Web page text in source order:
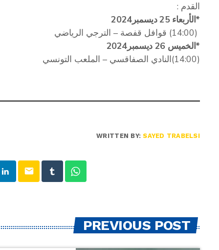
القدم :
*الأربعاء 25 ديسمبر2024
(14:00) قوافل قفصة – الترجي الرياضي
*الخميس 26 ديسمبر2024
(14:00)النادي الصفاقسي – الملعب التونسي
WRITTEN BY:SAYED TRABELSI
email
PREVIOUS POST